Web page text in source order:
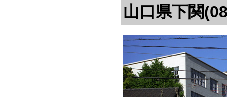
山口県下関